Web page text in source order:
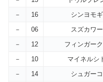
－
16 シンヨモ
－
06 スズカワ
－
12 フィンガー
－
10 マイネルシ
－
14 シュガー